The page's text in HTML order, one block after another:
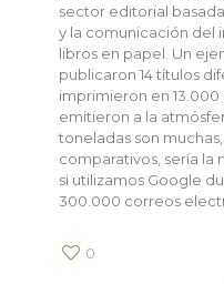
sector editorial
y la comunicación del
libros en papel. Un
publicaron 14 títulos
imprimieron en
emitieron a la
toneladas son
comparativos, sería la
si utilizamos Google
300.000 correos
0